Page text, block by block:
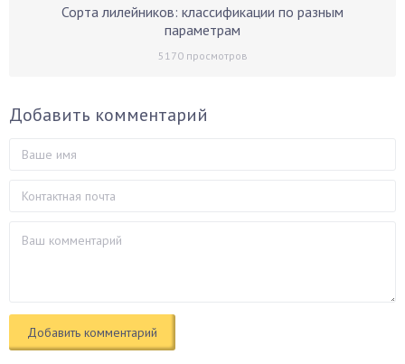
Сорта лилейников: классификации по разным
параметрам
5170просмотров
Добавить комментарий